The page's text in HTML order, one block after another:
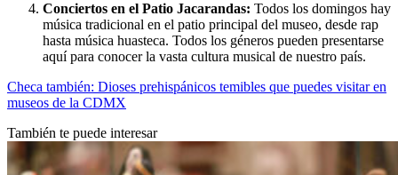
Conciertos en el Patio Jacarandas: Todos los domingos hay
música tradicional en el patio principal del museo, desde rap
hasta música huasteca. Todos los géneros pueden presentarse
aquí para conocer la vasta cultura musical de nuestro país.
Checa también: Dioses prehispánicos temibles que puedes visitar en
museos de la CDMX
También te puede interesar